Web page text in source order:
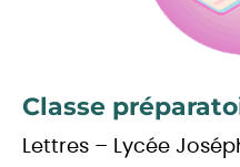
Classe
Lettres – Lycée